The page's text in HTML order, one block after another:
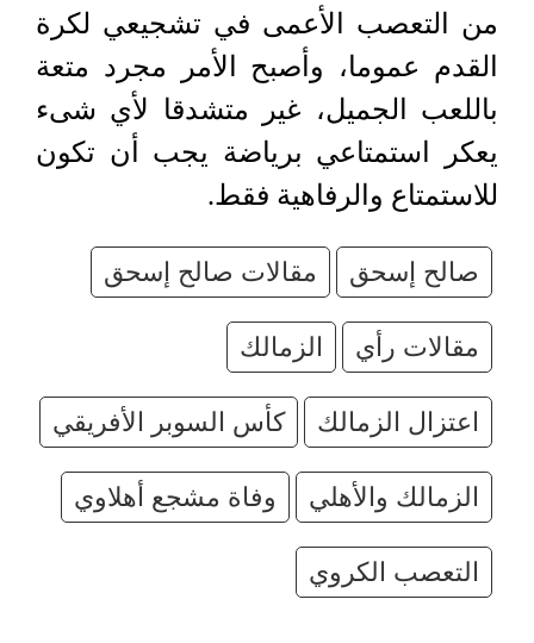
من التعصب الأعمى في تشجيعي لكرة
القدم عموما، وأصبح الأمر مجرد متعة
باللعب الجميل، غير متشدقا لأي شىء
يعكر استمتاعي برياضة يجب أن تكون
للاستمتاع والرفاهية فقط.
صالح إسحق مقالات صالح إسحق
مقالات رأي الزمالك
اعتزال الزمالك كأس السوبر الأفريقي
الزمالك والأهلي وفاة مشجع أهلاوي
التعصب الكروي